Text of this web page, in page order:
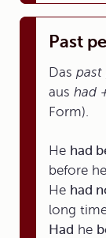
Past
Das past
aus had
Form).
He had
before
He had
long
Had he